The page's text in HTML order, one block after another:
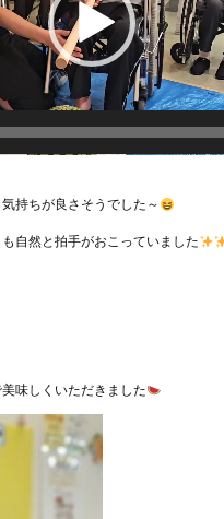
持ちが良さそうでした～
自然と拍手がおこっていました
味しくいただきました